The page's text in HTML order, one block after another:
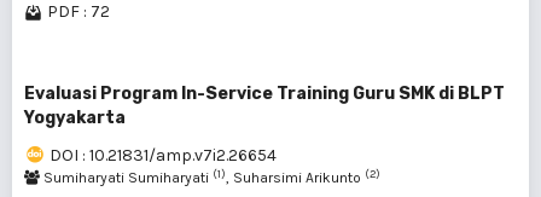
PDF : 72
Evaluasi Program In-Service Training Guru SMK di BLPT
Yogyakarta
DOI : 10.21831/amp.v7i2.26654
Sumiharyati Sumiharyati (1), Suharsimi Arikunto (2)